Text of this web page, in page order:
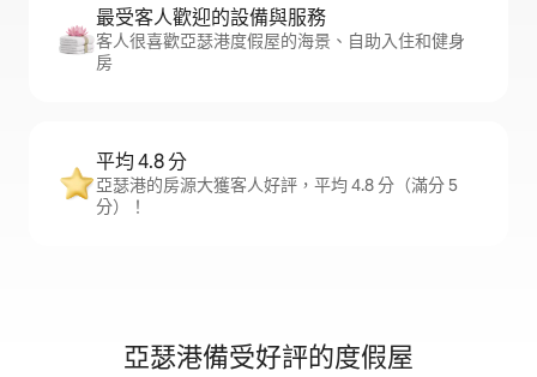
最受客人歡迎的設備與服務
客人很喜歡亞瑟港度假屋的海景、自助入住和健身
房
平均 4.8 分
亞瑟港的房源大獲客人好評，平均 4.8 分（滿分 5
分）！
亞瑟港備受好評的度假屋